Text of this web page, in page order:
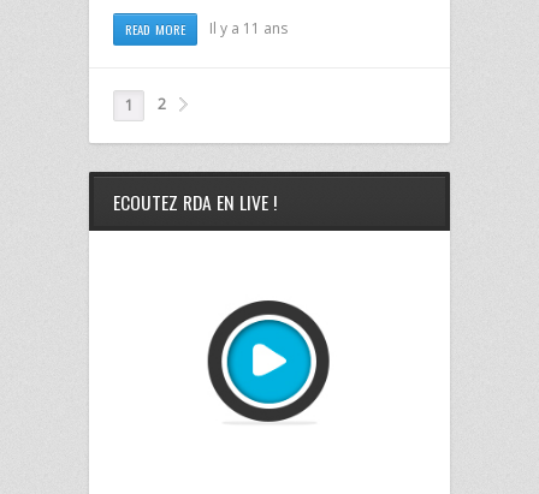
READ MORE Il y a 11 ans
1 2
ECOUTEZ RDA EN LIVE !